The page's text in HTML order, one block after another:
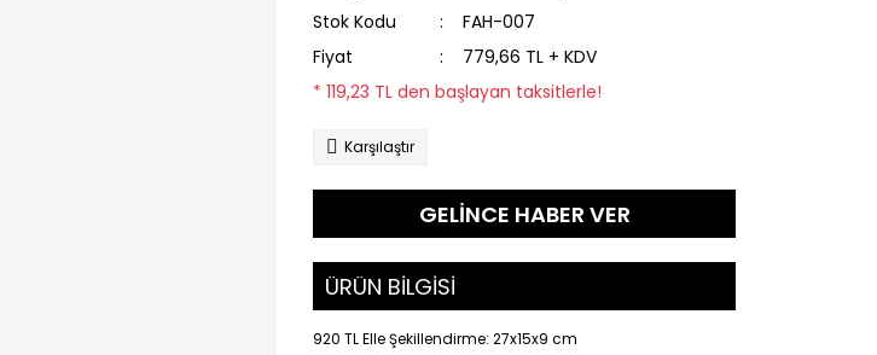
Stok Kodu
FAH-007
Fiyat
779,66 TL + KDV
* 119,23 TL den başlayan taksitlerle!
Karşılaştır
GELİNCE HABER VER
ÜRÜN BİLGİSİ
920 TL Elle Şekillendirme: 27x15x9 cm